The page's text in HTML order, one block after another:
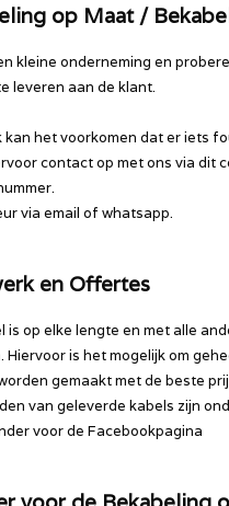
op Maat /
kleine onderneming en
leveren aan de klant.
kan het voorkomen dat er iets
contact op met ons via dit
via email of whatsapp.
en Offertes
is op elke lengte en met alle
Hiervoor is het mogelijk om
gemaakt met de beste
van geleverde kabels zijn
voor de Facebookpagina